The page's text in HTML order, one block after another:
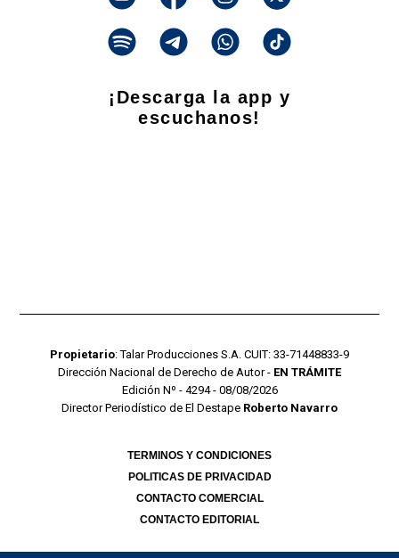
¡Descarga la app y
escuchanos!
Propietario: Talar Producciones S.A. CUIT: 33-71448833-9
Dirección Nacional de Derecho de Autor - EN TRÁMITE
Edición Nº - 4294 - 08/08/2026
Director Periodístico de El Destape Roberto Navarro
TERMINOS Y CONDICIONES
POLITICAS DE PRIVACIDAD
CONTACTO COMERCIAL
CONTACTO EDITORIAL